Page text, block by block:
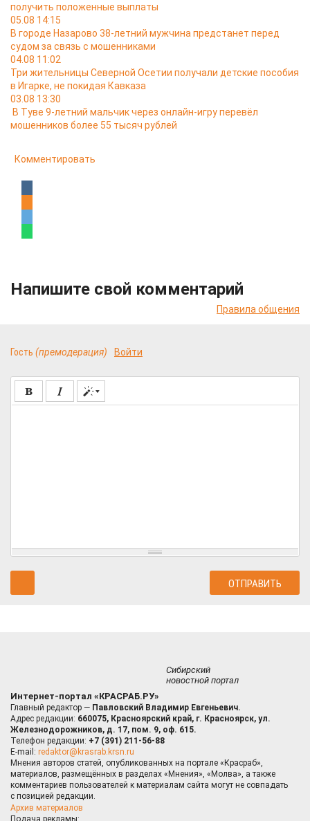
получить положенные выплаты
05.08 14:15
В городе Назарово 38-летний мужчина предстанет перед
судом за связь с мошенниками
04.08 11:02
Три жительницы Северной Осетии получали детские пособия
в Игарке, не покидая Кавказа
03.08 13:30
В Туве 9-летний мальчик через онлайн-игру перевёл
мошенников более 55 тысяч рублей
Комментировать
Напишите свой комментарий
Правила общения
Гость (премодерация) Войти
Сибирский
новостной портал
Интернет-портал «КРАСРАБ.РУ»
Главный редактор — Павловский Владимир Евгеньевич.
Адрес редакции: 660075, Красноярский край, г. Красноярск, ул.
Железнодорожников, д. 17, пом. 9, оф. 615.
Телефон редакции: +7 (391) 211-56-88
E-mail: redaktor@krasrab.krsn.ru
Мнения авторов статей, опубликованных на портале «Красраб»,
материалов, размещённых в разделах «Мнения», «Молва», а также
комментариев пользователей к материалам сайта могут не совпадать
с позицией редакции.
Архив материалов
Подача рекламы: